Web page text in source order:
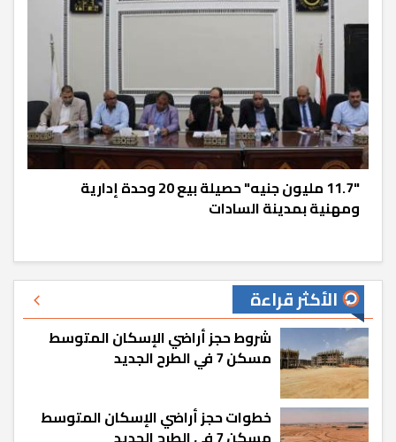
"11.7 مليون جنيه" حصيلة بيع 20 وحدة إدارية
ومهنية بمدينة السادات
الأكثر قراءة
شروط حجز أراضي الإسكان المتوسط
مسكن 7 في الطرح الجديد
خطوات حجز أراضي الإسكان المتوسط